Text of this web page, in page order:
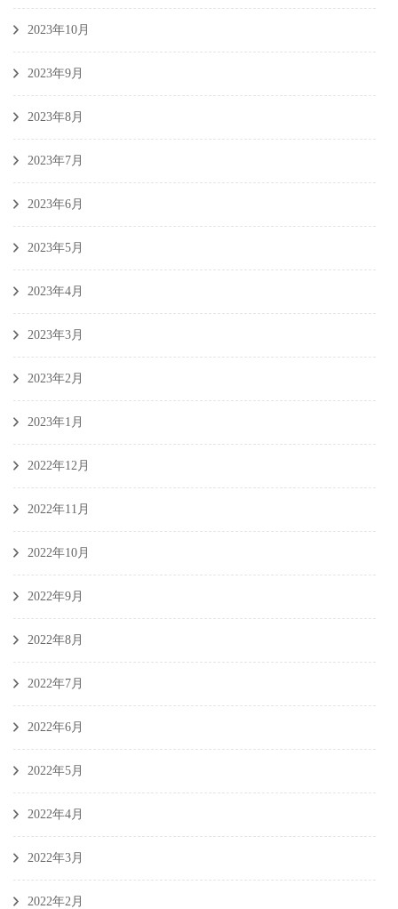
2023年10月
2023年9月
2023年8月
2023年7月
2023年6月
2023年5月
2023年4月
2023年3月
2023年2月
2023年1月
2022年12月
2022年11月
2022年10月
2022年9月
2022年8月
2022年7月
2022年6月
2022年5月
2022年4月
2022年3月
2022年2月